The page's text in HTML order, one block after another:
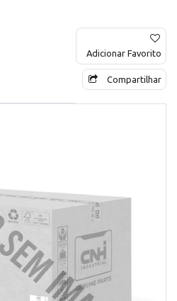
Adicionar Favorito
Compartilhar